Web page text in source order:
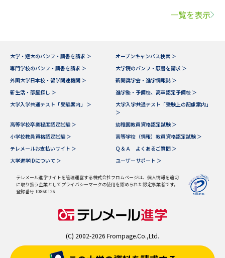
一覧を表示
大学・短大のパンフ・願書を請求 ＞
オープンキャンパス検索 ＞
専門学校のパンフ・願書を請求 ＞
大学院のパンフ・願書を請求 ＞
外国大学日本校・留学関連機関 ＞
新聞奨学会・進学情報誌 ＞
新生活・部屋探し ＞
進学塾・予備校、高卒認定予備校 ＞
大学入学共通テスト「受験案内」 ＞
大学入学共通テスト「受験上の配慮案内」
＞
高等学校卒業程度認定試験 ＞
幼稚園教員資格認定試験 ＞
小学校教員資格認定試験 ＞
高等学校（情報）教員資格認定試験 ＞
テレメールお支払いサイト ＞
Ｑ＆Ａ よくあるご質問 ＞
大学進学IDについて ＞
ユーザーサポート ＞
テレメール進学サイトを管理運営する株式会社フロムページは、個人情報を適切
に取り扱う企業としてプライバシーマークの使用を認められた認定事業者です。
登録番号 10860126
(C) 2002-2026 Frompage.Co.,Ltd.